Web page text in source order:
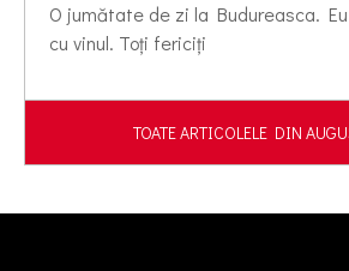
O jumătate de zi la Budureasca.
cu vinul. Toți fericiți
TOATE ARTICOLELE DIN